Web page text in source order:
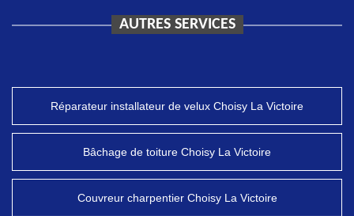
AUTRES SERVICES
Réparateur installateur de velux Choisy La Victoire
Bâchage de toiture Choisy La Victoire
Couvreur charpentier Choisy La Victoire